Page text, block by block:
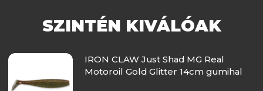
SZINTÉN KIVÁLÓAK
IRON CLAW Just Shad MG Real
Motoroil Gold Glitter 14cm gumihal